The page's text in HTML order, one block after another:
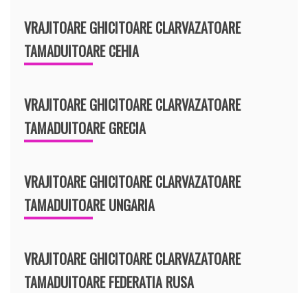
VRAJITOARE GHICITOARE CLARVAZATOARE
TAMADUITOARE CEHIA
VRAJITOARE GHICITOARE CLARVAZATOARE
TAMADUITOARE GRECIA
VRAJITOARE GHICITOARE CLARVAZATOARE
TAMADUITOARE UNGARIA
VRAJITOARE GHICITOARE CLARVAZATOARE
TAMADUITOARE FEDERATIA RUSA